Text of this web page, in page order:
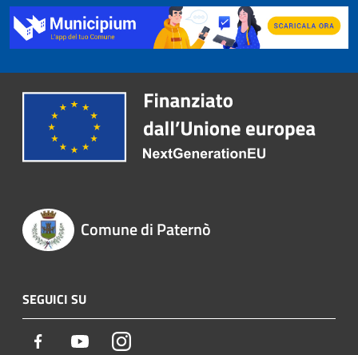
Comune di Paternò
SEGUICI SU
Facebook YoutubeInstagram